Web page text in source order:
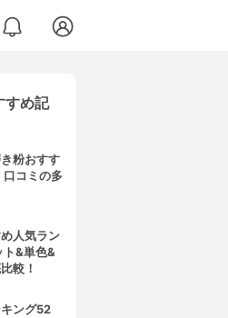
すめ記
粉おすす
コミの多
人気ラン
ト&単色&
較！
ング52